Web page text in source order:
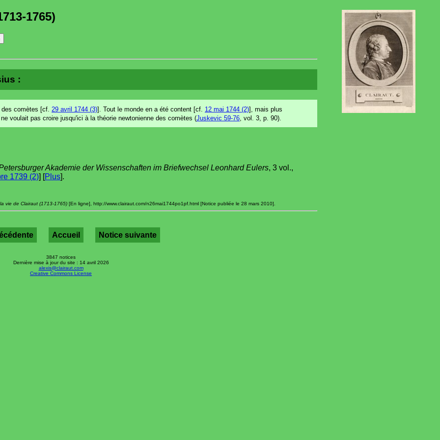
1765)
:
comètes [cf. 29 avril 1744 (3)]. Tout le monde en a été content [cf. 12 mai 1744 (2)], mais plus
voulait pas croire jusqu'ici à la théorie newtonienne des comètes (Juskevic 59-76 , vol. 3, p. 90).
Akademie der Wissenschaften im Briefwechsel Leonhard Eulers, 3 vol.,
1739 (2)] [Plus].
vie de Clairaut (1713-1765) [En ligne], http://www.clairaut.com/n26mai1744po1pf.html [Notice publiée le 28 mars 2010].
Accueil Notice suivante
3847 notices
Dernière mise à jour du site : 14 avril 2026
alexis@clairaut.com
Creative Commons License